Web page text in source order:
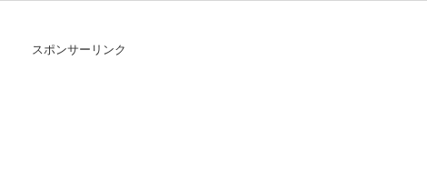
スポンサーリンク